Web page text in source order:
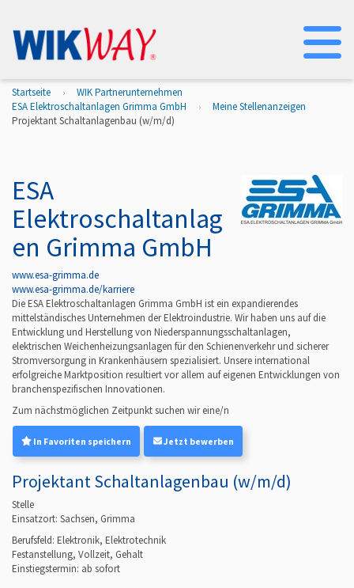
Startseite
WIK Partnerunternehmen
ESA Elektroschaltanlagen Grimma GmbH
Meine Stellenanzeigen
Projektant Schaltanlagenbau (w/m/d)
ESA
Elektroschaltanlag
en Grimma GmbH
www.esa-grimma.de
www.esa-grimma.de/karriere
Die ESA Elektroschaltanlagen Grimma GmbH ist ein expandierendes
mittelständisches Unternehmen der Elektroindustrie. Wir haben uns auf die
Entwicklung und Herstellung von Niederspannungsschaltanlagen,
elektrischen Weichenheizungsanlagen für den Schienenverkehr und sicherer
Stromversorgung in Krankenhäusern spezialisiert. Unsere international
erfolgreiche Marktposition resultiert vor allem auf eigenen Entwicklungen von
branchenspezifischen Innovationen.
Zum nächstmöglichen Zeitpunkt suchen wir eine/n
In Favoriten speichern Jetzt bewerben
Projektant Schaltanlagenbau (w/m/d)
Stelle
Einsatzort: Sachsen, Grimma
Berufsfeld: Elektronik, Elektrotechnik
Festanstellung, Vollzeit, Gehalt
Einstiegstermin: ab sofort